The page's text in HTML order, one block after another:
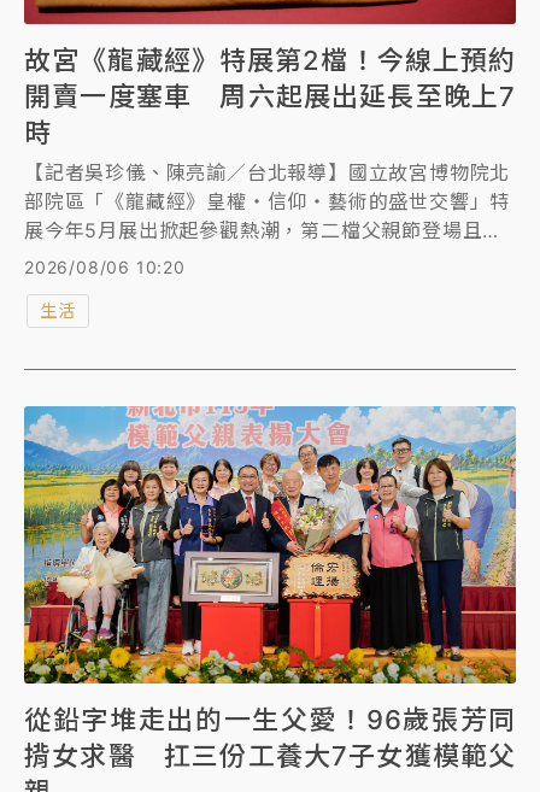
故宮《龍藏經》特展第2檔！今線上預約
開賣一度塞車 周六起展出延長至晚上7
時
【記者吳珍儀、陳亮諭／台北報導】國立故宮博物院北
部院區「《龍藏經》皇權・信仰・藝術的盛世交響」特
展今年5月展出掀起參觀熱潮，第二檔父親節登場且試
辦預約制，故宮今早（6日）開放線上購票及預約參觀
時段，表定9點開賣，時間還沒到就顯示「目前線上人
數過多請稍後再試！」約9：05恢復正常運作。
2026/08/06 10:20
生活
從鉛字堆走出的一生父愛！96歲張芳同
揹女求醫 扛三份工養大7子女獲模範父